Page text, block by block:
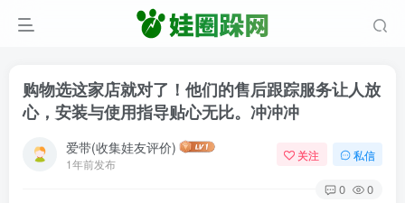
购物选这家店就对了！他们的售后跟踪服务让人放
心，安装与使用指导贴心无比。冲冲冲
爱带(收集娃友评价)
1年前发布
关注 私信
0 0